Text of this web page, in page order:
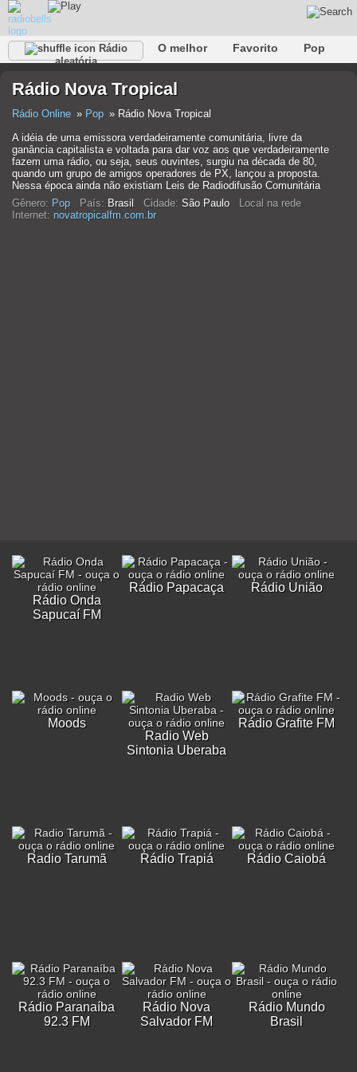
Rádio
aleatória
O melhor Favorito
Pop
Rap
Falk Jazz Bebê
Rádio Nova Tropical
Rádio Online Pop
Rádio Nova Tropical
A idéia de uma emissora verdadeiramente comunitária, livre da
ganância capitalista e voltada para dar voz aos que verdadeiramente
fazem uma rádio, ou seja, seus ouvintes, surgiu na década de 80,
quando um grupo de amigos operadores de PX, lançou a proposta.
Nessa época ainda não existiam Leis de Radiodifusão Comunitária
Gênero: Pop País: Brasil Cidade: São Paulo
Local na rede
Internet: novatropicalfm.com.br
Rádio Onda
Sapucaí FM
Rádio Papacaça Rádio União
Moods
Radio Web
Sintonia Uberaba
Rádio Grafite FM
Radio Tarumã Rádio Trapiá Rádio Caiobá
Rádio Paranaíba
92.3 FM
Rádio Nova
Salvador FM
Rádio Mundo
Brasil